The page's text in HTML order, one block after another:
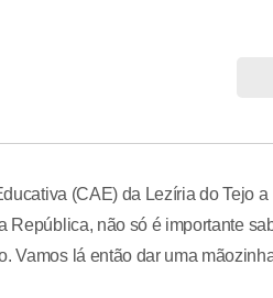
(CAE) da Lezíria do Tejo a
República, não só é importante
Vamos lá então dar uma